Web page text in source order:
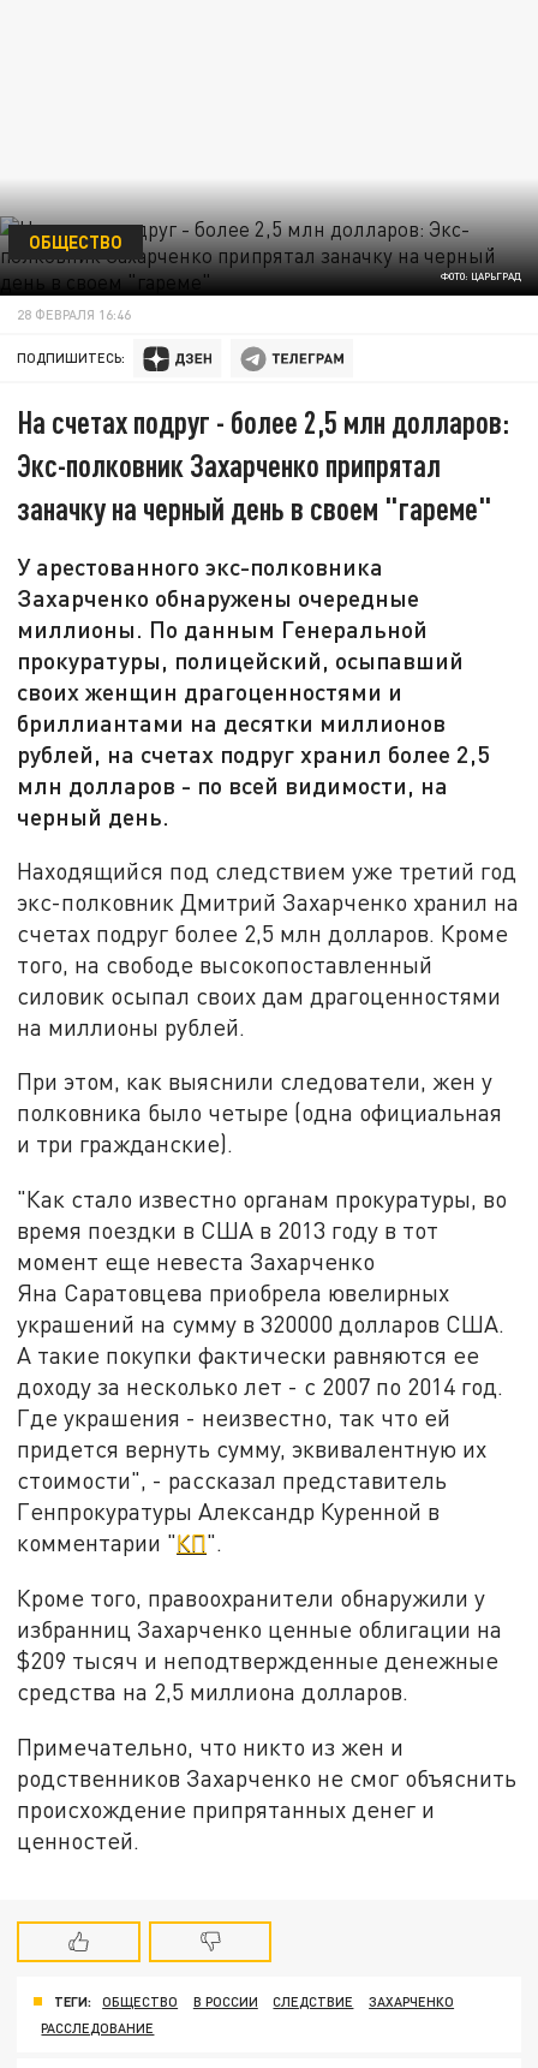
ФОТО: ЦАРЬГРАД
ОБЩЕСТВО
28 ФЕВРАЛЯ 16:46
ПОДПИШИТЕСЬ:
На счетах подруг - более 2,5 млн долларов:
Экс-полковник Захарченко припрятал
заначку на черный день в своем "гареме"
У арестованного экс-полковника
Захарченко обнаружены очередные
миллионы. По данным Генеральной
прокуратуры, полицейский, осыпавший
своих женщин драгоценностями и
бриллиантами на десятки миллионов
рублей, на счетах подруг хранил более 2,5
млн долларов - по всей видимости, на
черный день.
Находящийся под следствием уже третий год
экс-полковник Дмитрий Захарченко хранил на
счетах подруг более 2,5 млн долларов. Кроме
того, на свободе высокопоставленный
силовик осыпал своих дам драгоценностями
на миллионы рублей.
При этом, как выяснили следователи, жен у
полковника было четыре (одна официальная
и три гражданские).
"Как стало известно органам прокуратуры, во
время поездки в США в 2013 году в тот
момент еще невеста Захарченко
Яна Саратовцева приобрела ювелирных
украшений на сумму в 320000 долларов США.
А такие покупки фактически равняются ее
доходу за несколько лет - с 2007 по 2014 год.
Где украшения - неизвестно, так что ей
придется вернуть сумму, эквивалентную их
стоимости", - рассказал представитель
Генпрокуратуры Александр Куренной в
комментарии "КП".
Кроме того, правоохранители обнаружили у
избранниц Захарченко ценные облигации на
$209 тысяч и неподтвержденные денежные
средства на 2,5 миллиона долларов.
Примечательно, что никто из жен и
родственников Захарченко не смог объяснить
происхождение припрятанных денег и
ценностей.
ТЕГИ: ОБЩЕСТВО В РОССИИ СЛЕДСТВИЕ
ЗАХАРЧЕНКО
РАССЛЕДОВАНИЕ